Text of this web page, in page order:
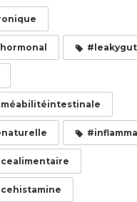
#leakygut